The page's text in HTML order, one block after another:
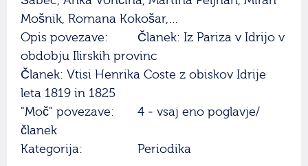
Mošnik, Romana Kokošar,…
Opis povezave:
Članek: Iz Pariza v Idrijo v
obdobju Ilirskih provinc
Članek: Vtisi Henrika Coste z obiskov Idrije
leta 1819 in 1825
"Moč" povezave:
4 - vsaj eno poglavje/
članek
Kategorija:
Periodika